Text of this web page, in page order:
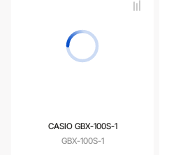
CASIO GBX-100S-1
GBX-100S-1